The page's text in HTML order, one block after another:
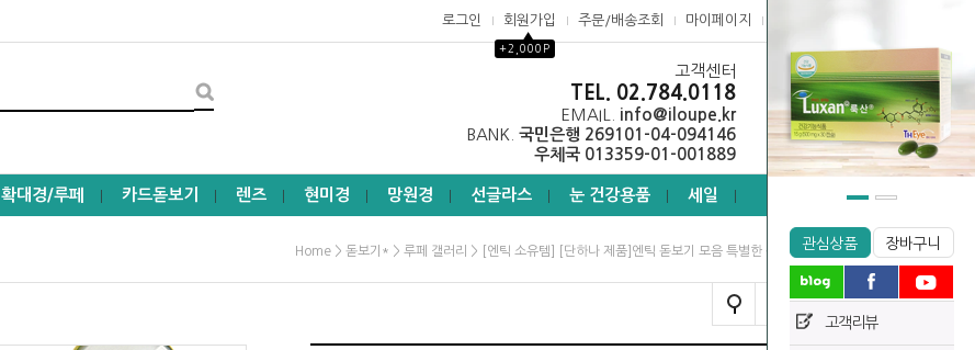
TODAY VIEW
관심상품 장바구니
고객리뷰
로그인 회원가입
▲
+2,000P
주문/배송조회 마이페이지
고객센터
TEL. 02.784.0118
EMAIL. info@iloupe.kr
BANK. 국민은행 269101-04-094146
우체국 013359-01-001889
0
확대경/루페 카드돋보기 렌즈 현미경 망원경 선글라스 눈 건강용품 세일
Home > 돋보기* > 루페 갤러리 > [엔틱 소유템] [단하나 제품]엔틱 돋보기 모음 특별한 돋보기 모음전